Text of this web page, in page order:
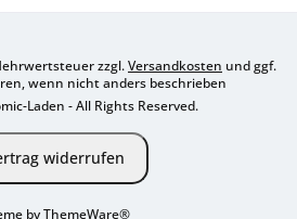
zzgl.Versandkosten und ggf.
wenn nicht anders beschrieben
Laden - All Rights Reserved.
widerrufen
byThemeWare®